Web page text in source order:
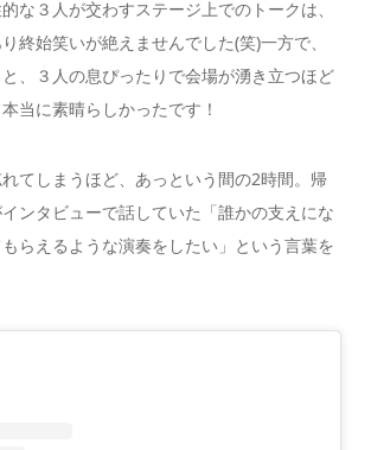
な３人が交わすステージ上でのトークは、
終始笑いが絶えませんでした(笑)一方で、
、３人の息ぴったりで会場が湧き立つほど
当に素晴らしかったです！
てしまうほど、あっという間の2時間。帰
ンタビューで話していた「誰かの支えにな
らえるような演奏をしたい」という言葉を